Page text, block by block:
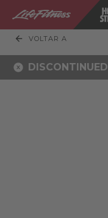
VOLTAR A
DISCONTINUED